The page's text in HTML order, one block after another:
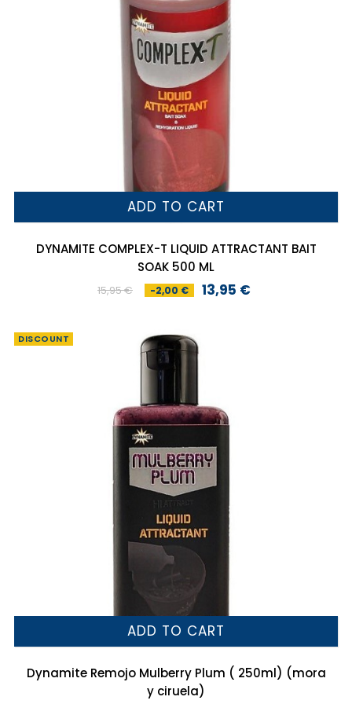
ADD TO CART
DYNAMITE COMPLEX-T LIQUID ATTRACTANT BAIT
SOAK 500 ML
Preço
15,95 € -2,00 €
Preço13,95 €
DISCOUNT
ADD TO CART
Dynamite Remojo Mulberry Plum ( 250ml) (mora
y ciruela)